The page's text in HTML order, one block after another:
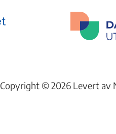
Copyright © 2026 Levert av